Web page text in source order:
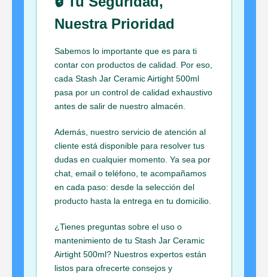
Nuestra Prioridad
Sabemos lo importante que es para ti
contar con productos de calidad. Por eso,
cada Stash Jar Ceramic Airtight 500ml
pasa por un control de calidad exhaustivo
antes de salir de nuestro almacén.
Además, nuestro servicio de atención al
cliente está disponible para resolver tus
dudas en cualquier momento. Ya sea por
chat, email o teléfono, te acompañamos
en cada paso: desde la selección del
producto hasta la entrega en tu domicilio.
¿Tienes preguntas sobre el uso o
mantenimiento de tu Stash Jar Ceramic
Airtight 500ml? Nuestros expertos están
listos para ofrecerte consejos y